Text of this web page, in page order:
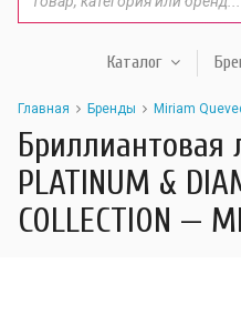
Каталог
Главная Бренды Miriam
Бриллиантовая
PLATINUM &
COLLECTION —